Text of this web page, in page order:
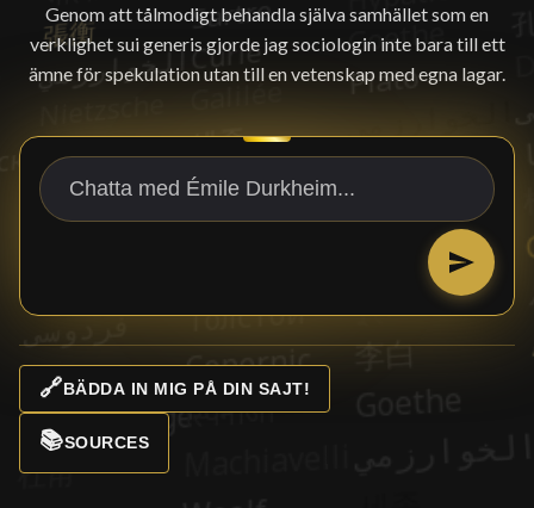
Genom att tålmodigt behandla själva samhället som en
verklighet sui generis gjorde jag sociologin inte bara till ett
ämne för spekulation utan till en vetenskap med egna lagar.
🔗BÄDDA IN MIG PÅ DIN SAJT!
📚SOURCES